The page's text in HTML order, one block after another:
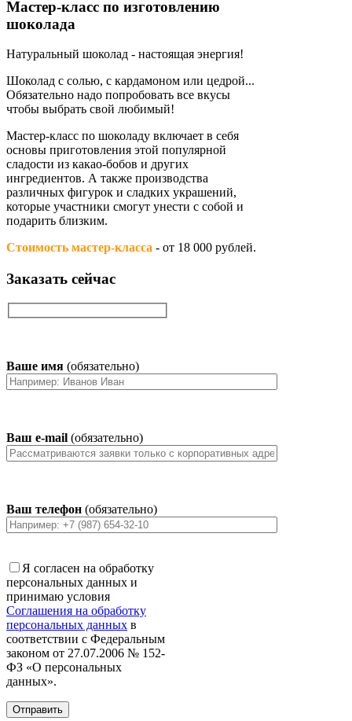
Мастер-класс по изготовлению
шоколада
Натуральный шоколад - настоящая энергия!
Шоколад с солью, с кардамоном или цедрой...
Обязательно надо попробовать все вкусы
чтобы выбрать свой любимый!
Мастер-класс по шоколаду включает в себя
основы приготовления этой популярной
сладости из какао-бобов и других
ингредиентов. А также производства
различных фигурок и сладких украшений,
которые участники смогут унести с собой и
подарить близким.
Стоимость мастер-класса - от 18 000 рублей.
Заказать сейчас
Ваше имя (обязательно)
Ваш e-mail (обязательно)
Ваш телефон (обязательно)
Я согласен на обработку
персональных данных и
принимаю условия
Соглашения на обработку
персональных данных в
соответствии с Федеральным
законом от 27.07.2006 № 152-
ФЗ «О персональных
данных».